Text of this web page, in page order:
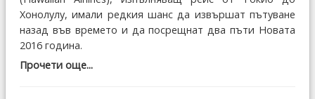
Хонолулу, имали редкия шанс да извършат пътуване
назад във времето и да посрещнат два пъти Новата
2016 година.
Прочети още...